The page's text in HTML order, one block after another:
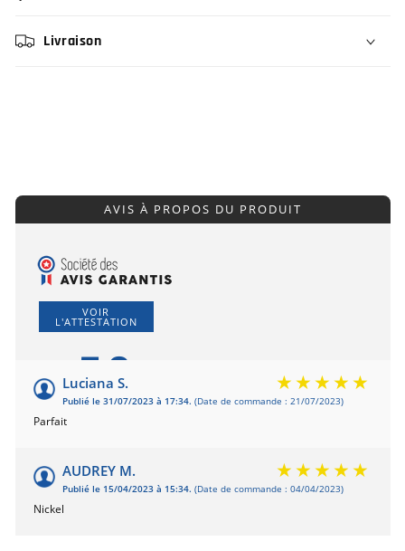
Livraison
AVIS À PROPOS DU PRODUIT
VOIR
L'ATTESTATION
5.0
Luciana S.
Publié le 31/07/2023 à 17:34. (Date de commande : 21/07/2023)
Parfait
AUDREY M.
Publié le 15/04/2023 à 15:34. (Date de commande : 04/04/2023)
Nickel